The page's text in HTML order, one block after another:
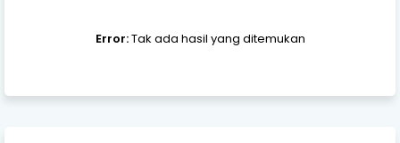
Error:Tak ada hasil yang ditemukan